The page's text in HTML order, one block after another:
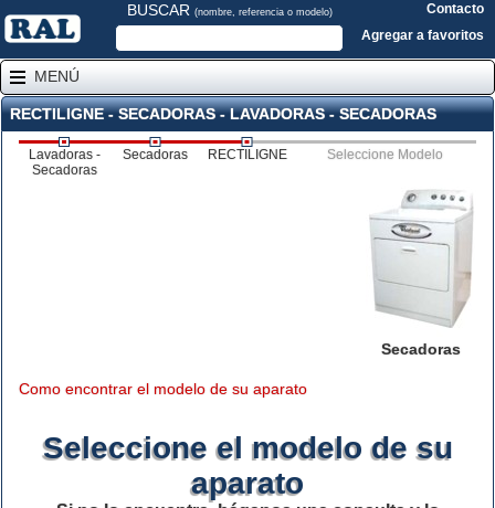
BUSCAR (nombre, referencia o modelo)
Contacto
Agregar a favoritos
MENÚ
RECTILIGNE - SECADORAS - LAVADORAS - SECADORAS
Lavadoras -
Secadoras
Secadoras RECTILIGNE Seleccione Modelo
Secadoras
Como encontrar el modelo de su aparato
Seleccione el modelo de su
aparato